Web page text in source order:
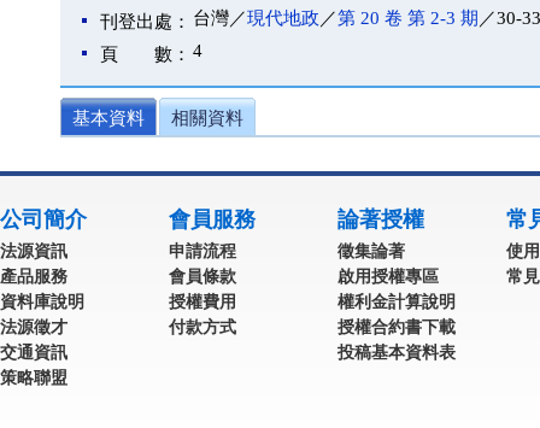
刊登出處： 台灣／現代地政 ／第 20 卷 第 2-3 期 ／30-
頁 數： 4
基本資料 相關資料
公司簡介
法源資訊
產品服務
資料庫說明
法源徵才
交通資訊
策略聯盟
會員服務
申請流程
會員條款
授權費用
付款方式
論著授權
徵集論著
啟用授權專區
權利金計算說明
授權合約書下載
投稿基本資料表
常
使
常